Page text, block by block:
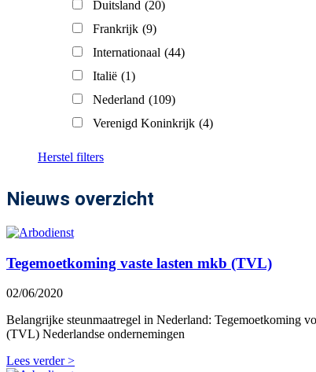
Duitsland (20)
Frankrijk (9)
Internationaal (44)
Italië (1)
Nederland (109)
Verenigd Koninkrijk (4)
Herstel filters
Nieuws overzicht
Tegemoetkoming vaste lasten mkb (TVL)
02/06/2020
Belangrijke steunmaatregel in Nederland: Tegemoetkoming
(TVL) Nederlandse ondernemingen
Lees verder >